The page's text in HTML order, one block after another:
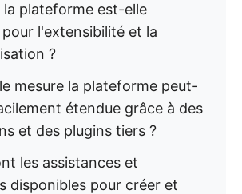
la plateforme est-elle
l'extensibilité et la
?
mesure la plateforme peut-
étendue grâce à des
et des plugins tiers ?
les assistances et
disponibles pour créer et